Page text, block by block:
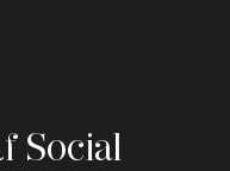
Social